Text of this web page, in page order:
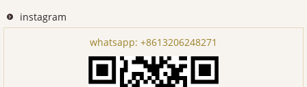
instagram
whatsapp: +8613206248271